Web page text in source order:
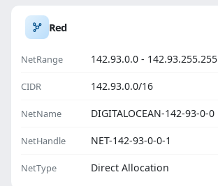
Red
NetRange 142.93.0.0 - 142.93.255.255
CIDR 142.93.0.0/16
NetName DIGITALOCEAN-142-93-0-0
NetHandle NET-142-93-0-0-1
NetType Direct Allocation